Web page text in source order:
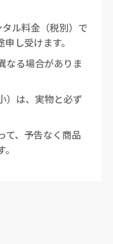
ル料金（税別）で
し受けます。
なる場合がありま
）は、実物と必ず
て、予告なく商品